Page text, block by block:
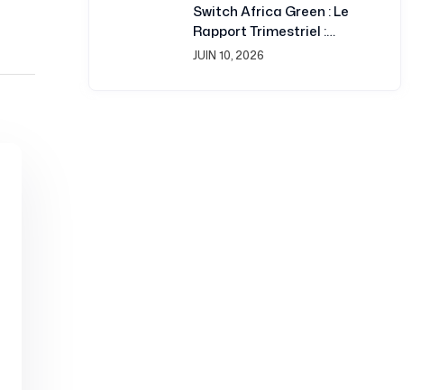
Femmes, finance et savoir : leviers du
développement au Burk...
Switch Africa Green : Le
Rapport Trimestriel :
Juillet-Septembre 2016 Est
JUIN 10, 2026